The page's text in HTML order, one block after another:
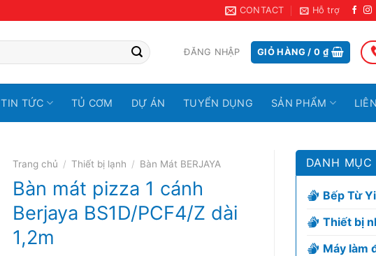
CONTACT Hỗ trợ
ĐĂNG NHẬP GIỎ HÀNG /0 ₫
TIN TỨC TỦ CƠM DỰ ÁN TUYỂN DỤNG SẢN PHẨM
Trang chủ / Thiết bị lạnh / Bàn Mát BERJAYA
Bàn mát pizza 1 cánh
Berjaya BS1D/PCF4/Z dài
1,2m
DANH MỤC
Bếp Từ
Thiết bị
Máy làm